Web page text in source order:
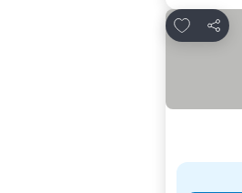
مشاركة
Add to favorites